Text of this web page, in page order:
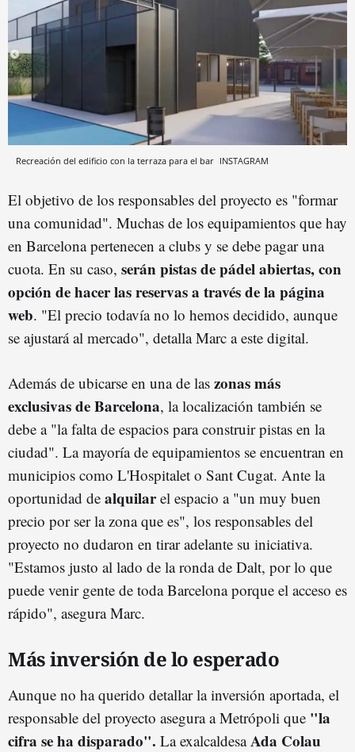
Recreación del edificio con la terraza para el bar INSTAGRAM
El objetivo de los responsables del proyecto es "formar
una comunidad". Muchas de los equipamientos que hay
en Barcelona pertenecen a clubs y se debe pagar una
cuota. En su caso, serán pistas de pádel abiertas, con
opción de hacer las reservas a través de la página
web. "El precio todavía no lo hemos decidido, aunque
se ajustará al mercado", detalla Marc a este digital.
Además de ubicarse en una de las zonas más
exclusivas de Barcelona, la localización también se
debe a "la falta de espacios para construir pistas en la
ciudad". La mayoría de equipamientos se encuentran en
municipios como L'Hospitalet o Sant Cugat. Ante la
oportunidad de alquilarel espacio a "un muy buen
precio por ser la zona que es", los responsables del
proyecto no dudaron en tirar adelante su iniciativa.
"Estamos justo al lado de la ronda de Dalt, por lo que
puede venir gente de toda Barcelona porque el acceso es
rápido", asegura Marc.
Más inversión de lo esperado
Aunque no ha querido detallar la inversión aportada, el
responsable del proyecto asegura a Metrópoli que "la
cifra se ha disparado". La exalcaldesaAda Colau